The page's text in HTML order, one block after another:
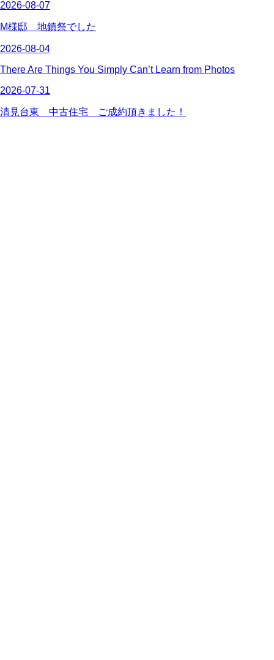
2026-08-07
M様邸 地鎮祭でした
2026-08-04
There Are Things You Simply Can’t Learn from Photos
2026-07-31
清見台東 中古住宅 ご成約頂きました！